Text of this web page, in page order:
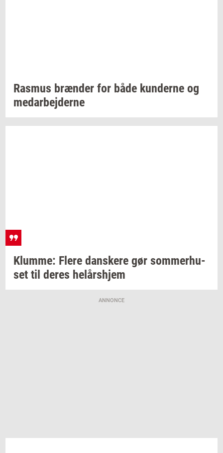
Ras­mus bræn­der for både kun­der­ne og
me­d­ar­bej­der­ne
Klum­me: Flere dan­ske­re gør som­mer­hu­
set til deres helårs­hjem
ANNONCE